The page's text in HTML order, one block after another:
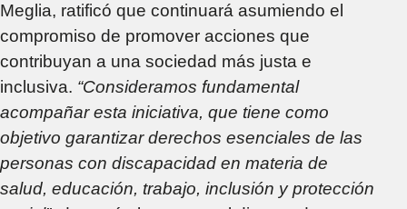
Meglia, ratificó que continuará asumiendo el
compromiso de promover acciones que
contribuyan a una sociedad más justa e
inclusiva. “Consideramos fundamental
acompañar esta iniciativa, que tiene como
objetivo garantizar derechos esenciales de las
personas con discapacidad en materia de
salud, educación, trabajo, inclusión y protección